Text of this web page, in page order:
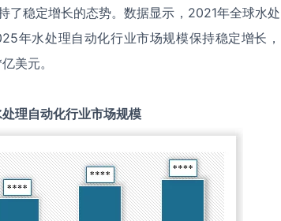
了稳定增长的态势。数据显示，2021年全球水处
年水处理自动化行业市场规模保持稳定增长，
美元。
理自动化行业市场规模